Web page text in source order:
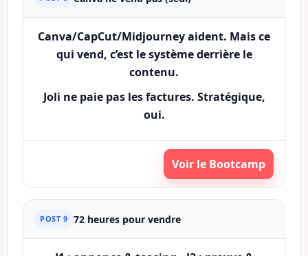
Canva/CapCut/Midjourney aident. Mais ce
qui vend, c’est lesystème derrière le
contenu.
Joli ne paie pas les factures. Stratégique,
oui.
Voir le Bootcamp
POST 9 72 heures pour vendre